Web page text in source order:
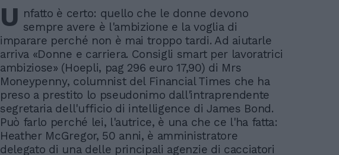
U nfatto è certo: quello che le donne devono
sempre avere è l'ambizione e la voglia di
imparare perché non è mai troppo tardi. Ad aiutarle
arriva «Donne e carriera. Consigli smart per lavoratrici
ambiziose» (Hoepli, pag 296 euro 17,90) di Mrs
Moneypenny, columnist del Financial Times che ha
preso a prestito lo pseudonimo dall'intraprendente
segretaria dell'ufficio di intelligence di James Bond.
Può farlo perché lei, l'autrice, è una che ce l'ha fatta:
Heather McGregor, 50 anni, è amministratore
delegato di una delle principali agenzie di cacciatori